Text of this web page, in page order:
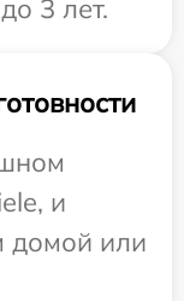
3 лет.
и
домой или